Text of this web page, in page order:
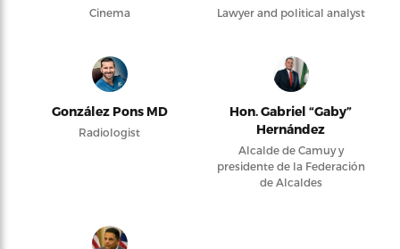
Cinema Lawyer and political analyst
González Pons MD
Radiologist
Hon. Gabriel “Gaby”
Hernández
Alcalde de Camuy y
presidente de la Federación
de Alcaldes